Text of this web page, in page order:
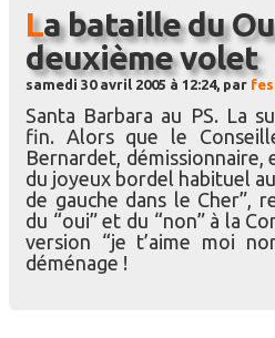
Société
Culture
Médias
Dossiers
Brèves
La bataille du Oui-Non,
deuxième volet
samedi 30 avril 2005 à 12:24, par
Santa Barbara au PS. La
fin. Alors que le
Bernardet, démissionnaire,
du joyeux bordel habituel
de gauche dans le Cher”,
du “oui” et du “non” à la
version “je t’aime moi
déménage !